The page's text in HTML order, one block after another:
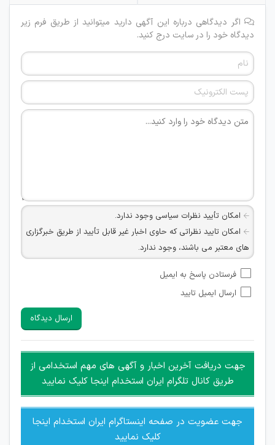
اگر دیدگاهی درباره این آگهی دارید میتوانید از طریق فرم زیر
دیدگاه خود را در سایت درج کنید.
امکان تأیید نظرات سیاسی وجود ندارد.
امکان تایید نظراتی که حاوی اخبار غیر قابل تأیید از طریق خبرگزاری
های معتبر می باشند، وجود ندارد.
شبکه های مجازی ارتباطی می باشند وجود ندارد.
امکان تأیید نظرات کاربرانی که به هر طریقی قصد مأیوس کردن
هرگونه تحریک، تحقیر و کنایه به سایر افراد (مسئول و غیر مسئول)
غیر مجاز می باشد.
امکان هماهنگی برای هرگونه ملاقات حضوری چه به صورت دسته
جمعی و چه فردی توسط کاربران سایت وجود ندارد.
فرستادن پاسخ به ایمیل
ارسال ایمیل تایید
ارسال دیدگاه
جهت دریافت آخرین اخبار و آگهی های مهم استخدامی از
طریق کانال تلگرام ایران استخدام اینجا کلیک نمایید
جهت عضویت در صفحه اینستاگرام ایران استخدام اینجا
کلیک نمایید